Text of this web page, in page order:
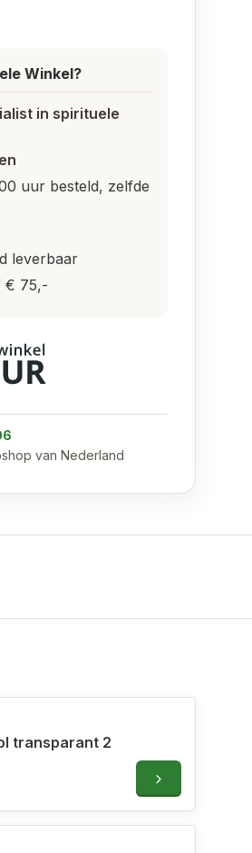
Winkel?
in spirituele
uur besteld, zelfde
leverbaar
€ 75,-
van Nederland
transparant 2